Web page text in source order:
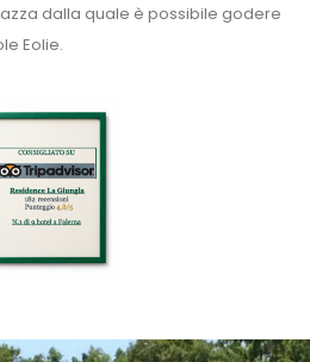
dalla quale è possibile godere
Eolie.